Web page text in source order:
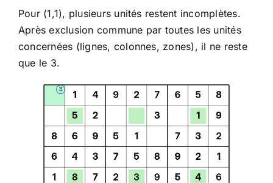
Pour (1,1), plusieurs unités restent incomplètes.
Après exclusion commune par toutes les unités
concernées (lignes, colonnes, zones), il ne reste
que le 3.